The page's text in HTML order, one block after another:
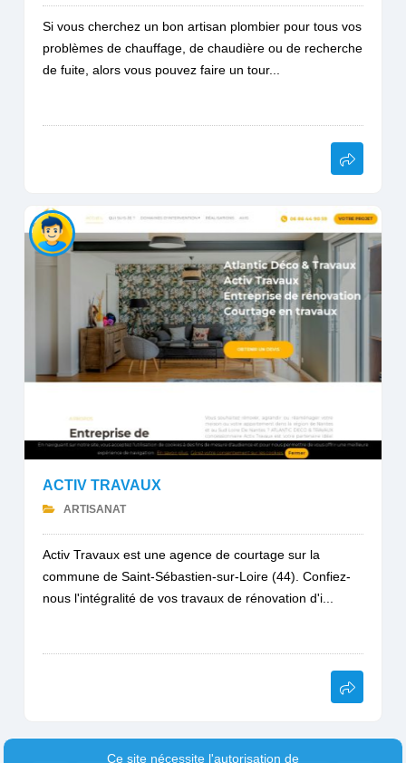
Si vous cherchez un bon artisan plombier pour tous vos
problèmes de chauffage, de chaudière ou de recherche
de fuite, alors vous pouvez faire un tour...
ACTIV TRAVAUX
ARTISANAT
Activ Travaux est une agence de courtage sur la
commune de Saint-Sébastien-sur-Loire (44). Confiez-
nous l'intégralité de vos travaux de rénovation d'i...
Ce site nécessite l'autorisation de